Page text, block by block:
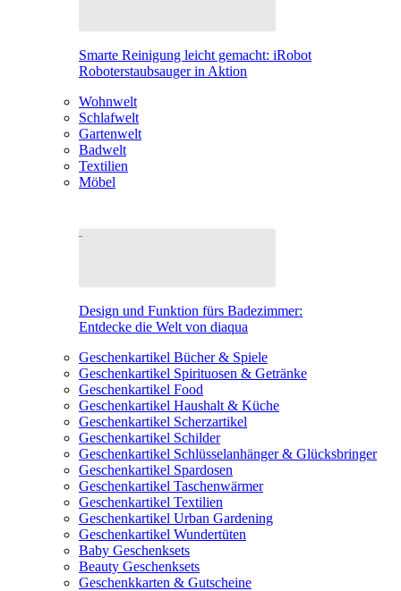
Smarte Reinigung leicht gemacht: iRobot
Roboterstaubsauger in Aktion
Wohnwelt
Schlafwelt
Gartenwelt
Badwelt
Textilien
Möbel
Design und Funktion fürs Badezimmer:
Entdecke die Welt von diaqua
Geschenkartikel Bücher & Spiele
Geschenkartikel Spirituosen & Getränke
Geschenkartikel Food
Geschenkartikel Haushalt & Küche
Geschenkartikel Scherzartikel
Geschenkartikel Schilder
Geschenkartikel Schlüsselanhänger & Glücksbringer
Geschenkartikel Spardosen
Geschenkartikel Taschenwärmer
Geschenkartikel Textilien
Geschenkartikel Urban Gardening
Geschenkartikel Wundertüten
Baby Geschenksets
Beauty Geschenksets
Geschenkkarten & Gutscheine